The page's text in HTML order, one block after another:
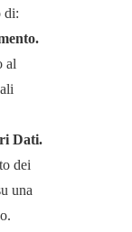
di:
al
Dati.
dei
una